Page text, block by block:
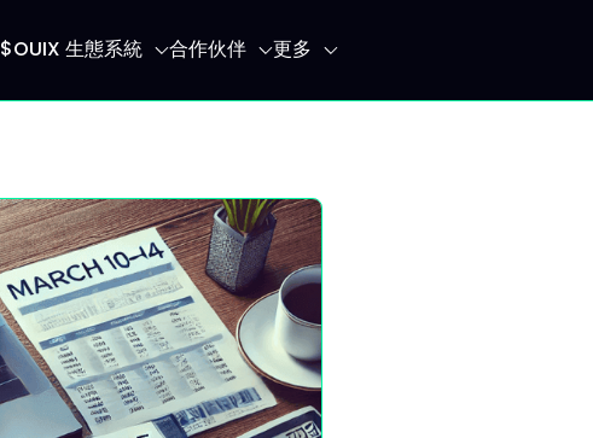
$OUIX 生態系統 合作伙伴 更多